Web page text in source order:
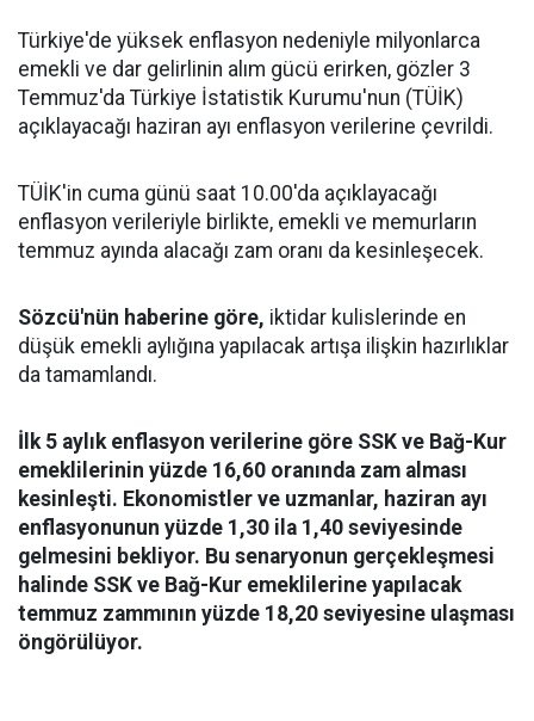
Türkiye'de yüksek enflasyon nedeniyle milyonlarca
emekli ve dar gelirlinin alım gücü erirken, gözler 3
Temmuz'da Türkiye İstatistik Kurumu'nun (TÜİK)
açıklayacağı haziran ayı enflasyon verilerine çevrildi.
TÜİK'in cuma günü saat 10.00'da açıklayacağı
enflasyon verileriyle birlikte, emekli ve memurların
temmuz ayında alacağı zam oranı da kesinleşecek.
Sözcü'nün haberine göre, iktidar kulislerinde en
düşük emekli aylığına yapılacak artışa ilişkin hazırlıklar
da tamamlandı.
İlk 5 aylık enflasyon verilerine göre SSK ve Bağ-Kur
emeklilerinin yüzde 16,60 oranında zam alması
kesinleşti. Ekonomistler ve uzmanlar, haziran ayı
enflasyonunun yüzde 1,30 ila 1,40 seviyesinde
gelmesini bekliyor. Bu senaryonun gerçekleşmesi
halinde SSK ve Bağ-Kur emeklilerine yapılacak
temmuz zammının yüzde 18,20 seviyesine ulaşması
öngörülüyor.